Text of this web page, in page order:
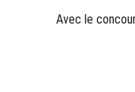
Avec le